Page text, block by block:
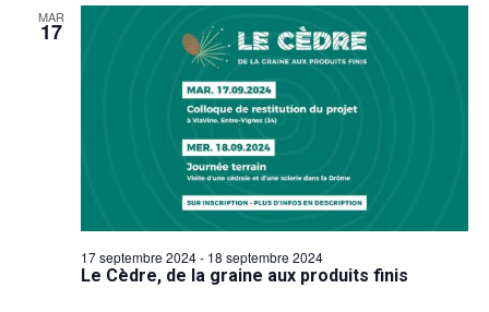
MAR
17
Le Cèdre, de la graine aux produits finis
17 septembre 2024- 18 septembre 2024